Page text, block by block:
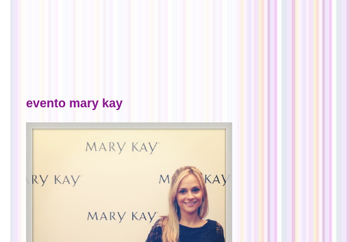
evento mary kay